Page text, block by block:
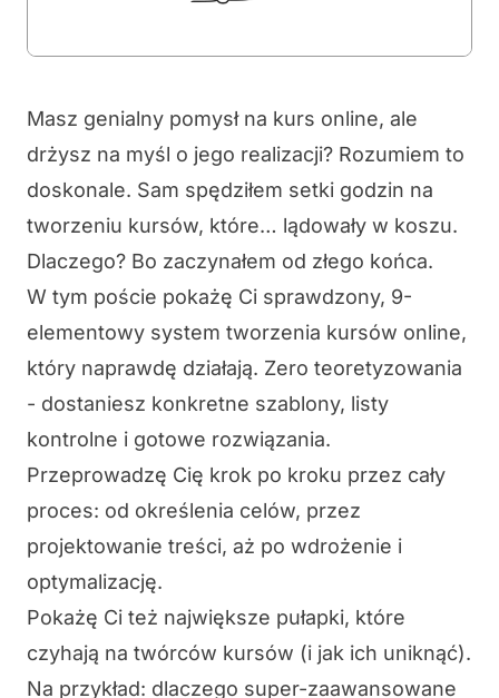
Masz genialny pomysł na kurs online, ale
drżysz na myśl o jego realizacji? Rozumiem to
doskonale. Sam spędziłem setki godzin na
tworzeniu kursów, które… lądowały w koszu.
Dlaczego? Bo zaczynałem od złego końca.
W tym poście pokażę Ci sprawdzony, 9-
elementowy system tworzenia kursów online,
który naprawdę działają. Zero teoretyzowania
- dostaniesz konkretne szablony, listy
kontrolne i gotowe rozwiązania.
Przeprowadzę Cię krok po kroku przez cały
proces: od określenia celów, przez
projektowanie treści, aż po wdrożenie i
optymalizację.
Pokażę Ci też największe pułapki, które
czyhają na twórców kursów (i jak ich uniknąć).
Na przykład: dlaczego super-zaawansowane